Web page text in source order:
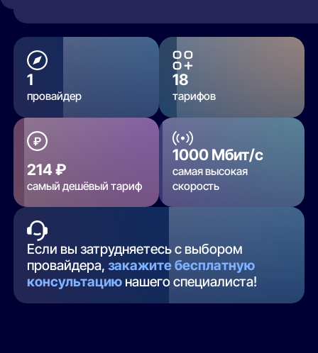
1
провайдер
18
тарифов
214 ₽
самый дешёвый тариф
1000 Мбит/с
самая высокая
скорость
Если вы затрудняетесь с выбором
провайдера,закажите бесплатную
консультацию нашего специалиста!